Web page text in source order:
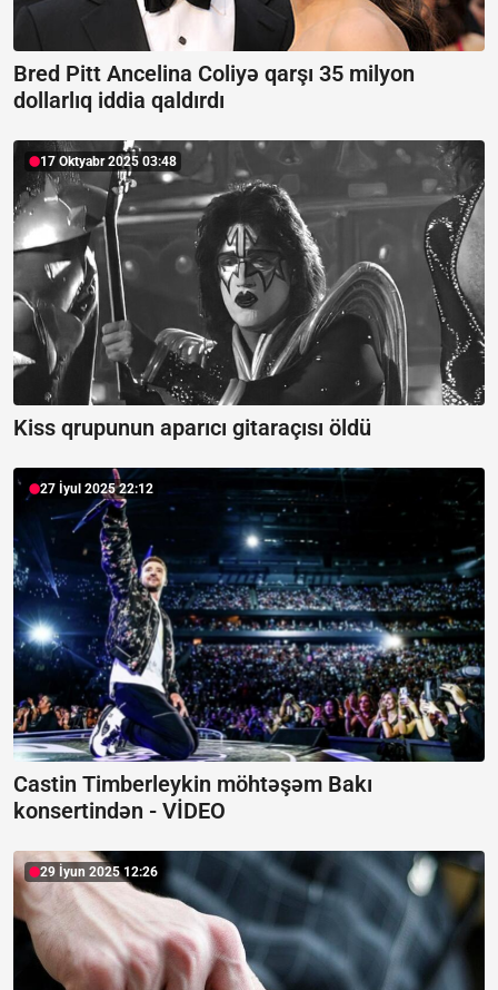
Bred Pitt Ancelina Coliyə qarşı 35 milyon
dollarlıq iddia qaldırdı
17 Oktyabr 2025 03:48
Kiss qrupunun aparıcı gitaraçısı öldü
27 İyul 2025 22:12
Castin Timberleykin möhtəşəm Bakı
konsertindən - VİDEO
29 İyun 2025 12:26